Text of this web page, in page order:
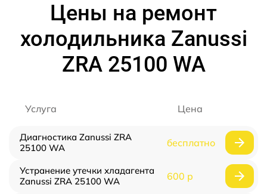
Цены на ремонт
холодильника Zanussi
ZRA 25100 WA
Услуга Цена
Диагностика Zanussi ZRA
25100 WA
бесплатно
Устранение утечки хладагента
Zanussi ZRA 25100 WA
600 р